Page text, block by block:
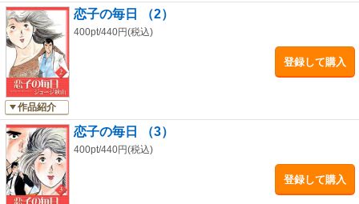
作品紹介
恋子の毎日 （2）
400pt/440円(税込)
登録して購入
恋子の毎日 （3）
400pt/440円(税込)
登録して購入